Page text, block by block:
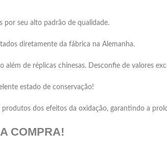
por seu alto padrão de qualidade.
diretamente da fábrica na Alemanha.
de réplicas chinesas. Desconfie de valores
estado de conservação!
produtos dos efeitos da oxidação, garantindo a
COMPRA!